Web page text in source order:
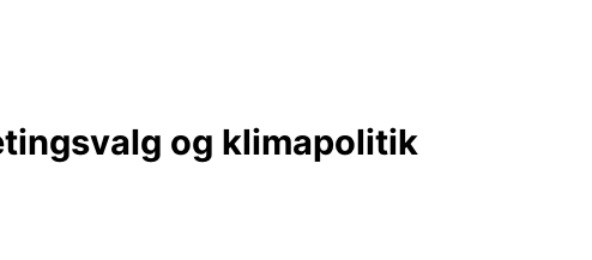
og klimapolitik